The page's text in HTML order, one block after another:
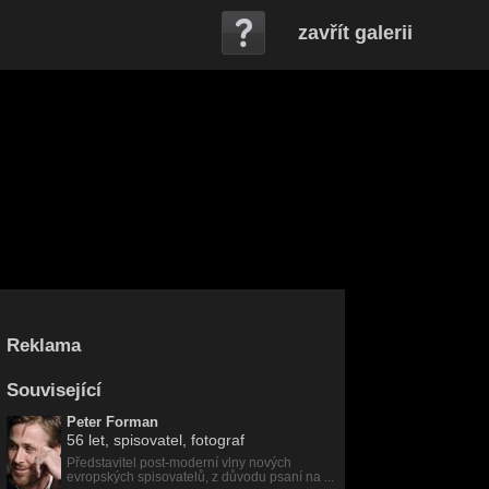
zavřít galerii
Reklama
Související
Peter Forman
56 let , spisovatel, fotograf
Představitel post-moderní vlny nových
evropských spisovatelů, z důvodu psaní na ...